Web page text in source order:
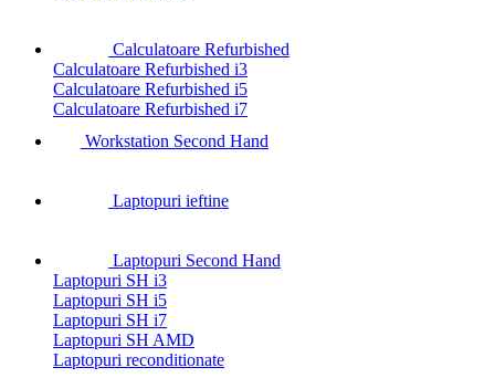
Calculatoare Refurbished
Calculatoare Refurbished i3
Calculatoare Refurbished i5
Calculatoare Refurbished i7
Workstation Second Hand
Laptopuri ieftine
Laptopuri Second Hand
Laptopuri SH i3
Laptopuri SH i5
Laptopuri SH i7
Laptopuri SH AMD
Laptopuri reconditionate